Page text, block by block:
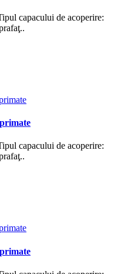
capacului de acoperire:
capacului de acoperire: